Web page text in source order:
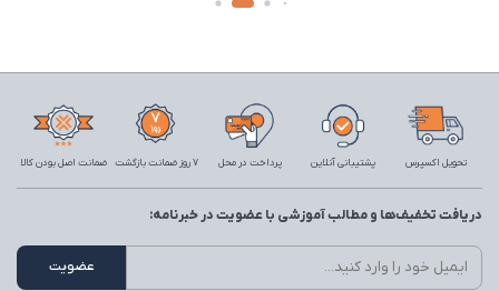
تحویل اکسپرس پشتیبانی آنلاین پرداخت در محل 7 روز ضمانت بازگشت ضمانت اصل بودن کالا
دریافت تخفیف‌ها و مطالب آموزشی با عضویت در خبرنامه: